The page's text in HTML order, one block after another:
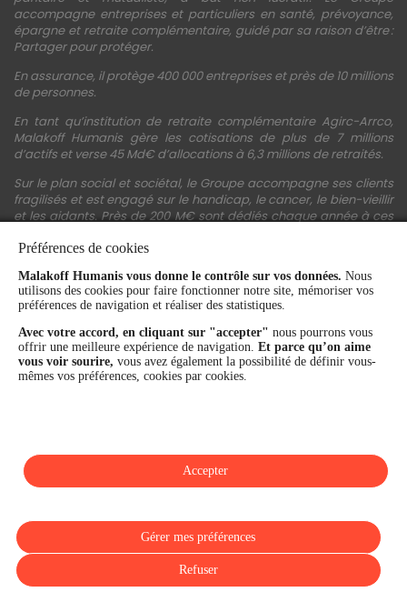
accompagne entreprises et particuliers en santé, prévoyance,
épargne et retraite complémentaire, guidé par sa raison d’être :
Partager pour protéger.
En assurance, il protège 400 000 entreprises et près de 10 millions
de personnes.
En tant qu’institution de retraite complémentaire Agirc-Arrco,
Malakoff Humanis gère les cotisations de plus de 7 millions
d’actifs et verse 45 Md€ d’allocations à 6,3 millions de retraités.
Sur le plan social et sociétal, le Groupe accompagne ses clients
fragilisés et est engagé sur le handicap, le cancer, le bien-vieillir
et les aidants. Près de 200 M€ sont dédiés chaque année à ces
financière et la performance du Groupe sont confirmées par une
notation A+ attribuée depuis 4 ans par S&P Global Ratings et
Fitch Ratings. Sur les plans extra-financiers, Malakoff Humanis
figure parmi les 2% des entreprises les mieux notées au monde
en matière de critères RSE (Ecovadis, niveau Gold - 81/100 en
2026). Enfin, Malakoff Humanis est certifié Top Employer France
par le Top Employers Institute depuis 3 ans.
Préférences de cookies
Malakoff Humanis vous donne le contrôle sur vos données. Nous
utilisons des cookies pour faire fonctionner notre site, mémoriser vos
préférences de navigation et réaliser des statistiques.
Avec votre accord, en cliquant sur "accepter" nous pourrons vous
offrir une meilleure expérience de navigation. Et parce qu’on aime
vous voir sourire, vous avez également la possibilité de définir vous-
mêmes vos préférences, cookies par cookies.
Refuser
Gérer mes préférences
Accepter